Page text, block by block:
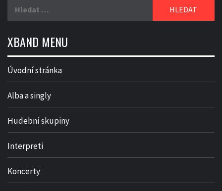
XBAND MENU
Úvodní stránka
Alba a singly
Hudební skupiny
Interpreti
Koncerty